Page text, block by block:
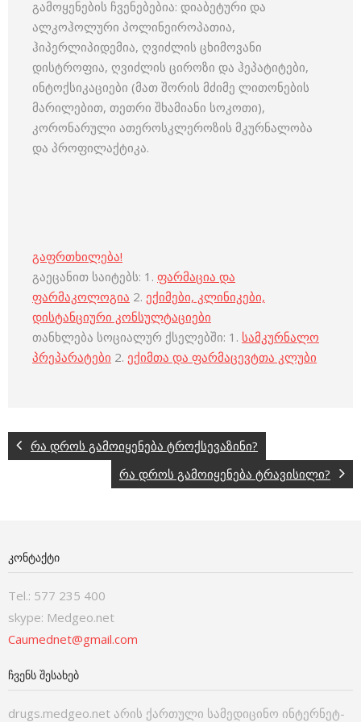
გამოყენების ჩვენებებია: დიაბეტური და
ალკოჰოლური პოლინეიროპათია,
ჰიპერლიპიდემია, ღვიძლის ცხიმოვანი
დისტროფია, ღვიძლის ციროზი და ჰეპატიტები,
ინტოქსიკაციები (მათ შორის მძიმე ლითონების
მარილებით, თეთრი შხამიანი სოკოთი),
კორონარული ათეროსკლეროზის მკურნალობა
და პროფილაქტიკა.
გაფრთხილება!
გაეცანით საიტებს: 1. ფარმაცია და
ფარმაკოლოგია 2. ექიმები, კლინიკები,
დისტანციური კონსულტაციები
თანხლება სოციალურ ქსელებში: 1. სამკურნალო
პრეპარატები 2. ექიმთა და ფარმაცევტთა კლუბი
რა დროს გამოიყენება ტროქსევაზინი?
რა დროს გამოიყენება ტრავისილი?
ᲙᲝᲜᲢᲐᲥᲢᲘ
Tel.: 577 235 400
skype: Medgeo.net
Caumednet@gmail.com
ᲩᲕᲔᲜᲡ ᲨᲔᲡᲐᲮᲔᲑ
drugs.medgeo.net არის ქართული სამედიცინო ინტერნეტ-